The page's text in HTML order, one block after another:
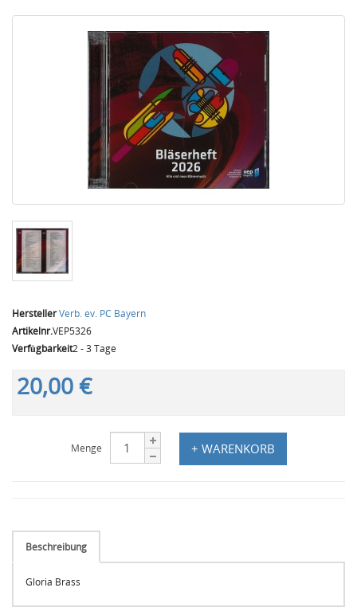
HerstellerVerb. ev. PC Bayern
Artikelnr.VEP5326
Verfügbarkeit2 - 3 Tage
20,00 €
Menge + WARENKORB
Beschreibung
Gloria Brass